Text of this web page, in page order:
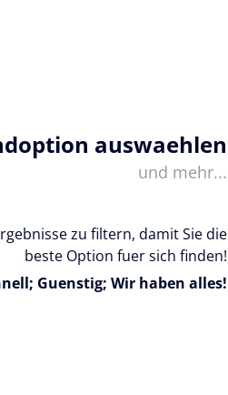
auswaehlen
und mehr...
zu filtern, damit Sie die
beste Option fuer sich finden!
Guenstig; Wir haben alles!